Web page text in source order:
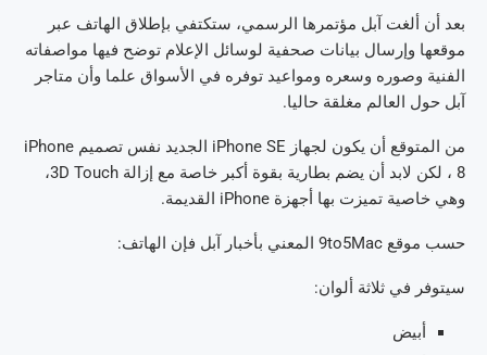
بعد أن ألغت آبل مؤتمرها الرسمي، ستكتفي بإطلاق الهاتف عبر
موقعها وإرسال بيانات صحفية لوسائل الإعلام توضح فيها مواصفاته
الفنية وصوره وسعره ومواعيد توفره في الأسواق علما وأن متاجر
آبل حول العالم مغلقة حاليا.
من المتوقع أن يكون لجهاز iPhone SE الجديد نفس تصميم iPhone
8 ، لكن لابد أن يضم بطارية بقوة أكبر خاصة مع إزالة 3D Touch،
وهي خاصية تميزت بها أجهزة iPhone القديمة.
حسب موقع 9to5Mac المعني بأخبار آبل فإن الهاتف:
سيتوفر في ثلاثة ألوان:
أبيض